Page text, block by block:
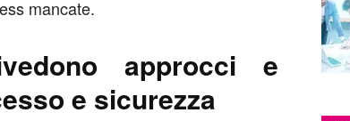
mancate.
approcci e
e sicurezza